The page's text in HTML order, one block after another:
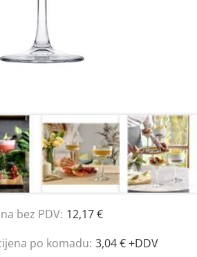
bez PDV: 12,17 €
po komadu: 3,04 € +DDV